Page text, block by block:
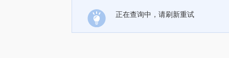
正在查询中，请刷新重试